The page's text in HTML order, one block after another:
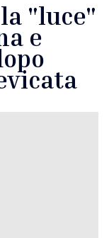
"luce"
e